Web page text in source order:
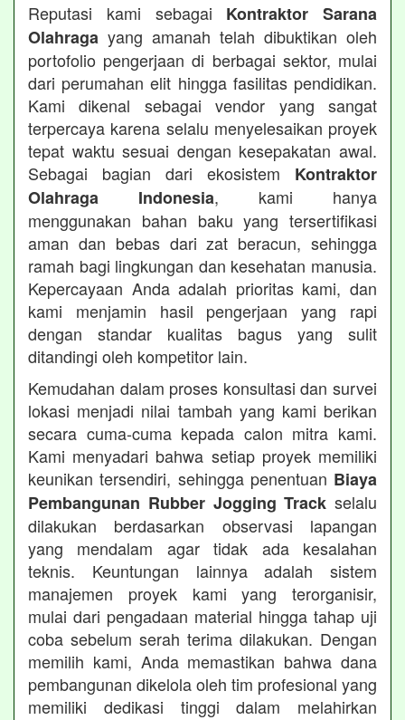
Reputasi kami sebagai Kontraktor Sarana
Olahraga yang amanah telah dibuktikan oleh
portofolio pengerjaan di berbagai sektor, mulai
dari perumahan elit hingga fasilitas pendidikan.
Kami dikenal sebagai vendor yang sangat
terpercaya karena selalu menyelesaikan proyek
tepat waktu sesuai dengan kesepakatan awal.
Sebagai bagian dari ekosistem Kontraktor
Olahraga Indonesia, kami hanya
menggunakan bahan baku yang tersertifikasi
aman dan bebas dari zat beracun, sehingga
ramah bagi lingkungan dan kesehatan manusia.
Kepercayaan Anda adalah prioritas kami, dan
kami menjamin hasil pengerjaan yang rapi
dengan standar kualitas bagus yang sulit
ditandingi oleh kompetitor lain.
Kemudahan dalam proses konsultasi dan survei
lokasi menjadi nilai tambah yang kami berikan
secara cuma-cuma kepada calon mitra kami.
Kami menyadari bahwa setiap proyek memiliki
keunikan tersendiri, sehingga penentuan Biaya
Pembangunan Rubber Jogging Track selalu
dilakukan berdasarkan observasi lapangan
yang mendalam agar tidak ada kesalahan
teknis. Keuntungan lainnya adalah sistem
manajemen proyek kami yang terorganisir,
mulai dari pengadaan material hingga tahap uji
coba sebelum serah terima dilakukan. Dengan
memilih kami, Anda memastikan bahwa dana
pembangunan dikelola oleh tim profesional yang
memiliki dedikasi tinggi dalam melahirkan